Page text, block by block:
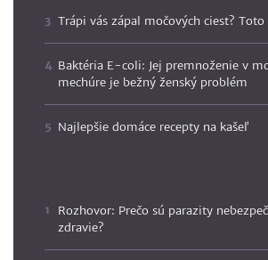
Trápi vás zápal močových ciest?
Baktéria E-coli: Jej premnoženie v
mechúre je bežný ženský problém
Najlepšie domáce recepty na kašeľ
Rozhovor: Prečo sú parazity
zdravie?